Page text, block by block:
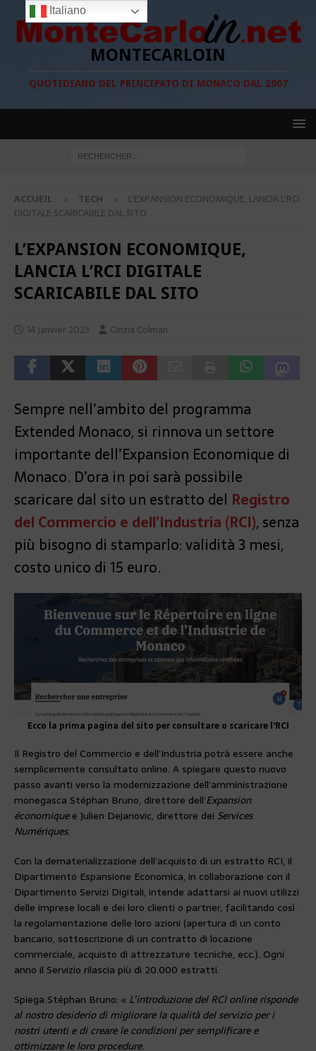
MONTECARLOIN
QUOTIDIANO DEL PRINCIPATO DI MONACO DAL 2007
ACCUEIL TECH
L’EXPANSION ECONOMIQUE, LANCIA L’RCI
DIGITALE SCARICABILE DAL SITO
L’EXPANSION ECONOMIQUE,
LANCIA L’RCI DIGITALE
SCARICABILE DAL SITO
14 janvier 2023 Cinzia Colman
Sempre nell’ambito del programma
Extended Monaco, si rinnova un settore
importante dell’Expansion Economique di
Monaco. D’ora in poi sarà possibile
scaricare dal sito un estratto del Registro
del Commercio e dell’Industria (RCI), senza
più bisogno di stamparlo: validità 3 mesi,
costo unico di 15 euro.
Ecco la prima pagina del sito per consultare o scaricare l’RCI
Il Registro del Commercio e dell’Industria potrà essere anche
semplicemente consultato online. A spiegare questo nuovo
passo avanti verso la modernizzazione dell’amministrazione
monegasca Stéphan Bruno, direttore dell’Expansion
économiquee Julien Dejanovic, direttore dei Services
Numériques.
Con la dematerializzazione dell’acquisto di un estratto RCI, il
Dipartimento Espansione Economica, in collaborazione con il
Dipartimento Servizi Digitali, intende adattarsi ai nuovi utilizzi
delle imprese locali e dei loro clienti o partner, facilitando così
la regolamentazione delle loro azioni (apertura di un conto
bancario, sottoscrizione di un contratto di locazione
commerciale, acquisto di attrezzature tecniche, ecc.). Ogni
anno il Servizio rilascia più di 20.000 estratti.
Spiega Stéphan Bruno: « L’introduzione del RCI online risponde
al nostro desiderio di migliorare la qualità del servizio per i
nostri utenti e di creare le condizioni per semplificare e
ottimizzare le loro procedure.
Italiano